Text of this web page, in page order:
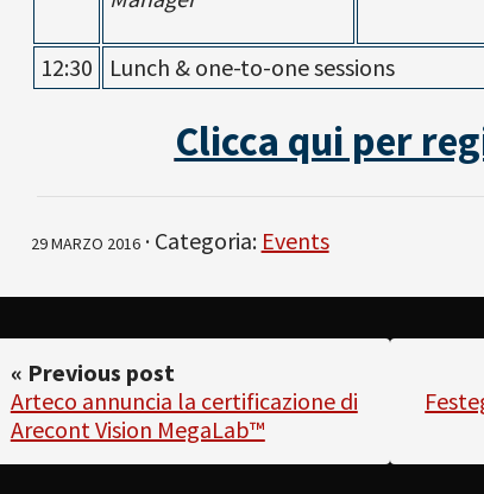
12:30 Lunch & one-to-one sessions
Clicca qui per
29 MARZO 2016· Categoria: Events
« Previous post
Arteco annuncia la certificazione di
Arecont Vision MegaLab™